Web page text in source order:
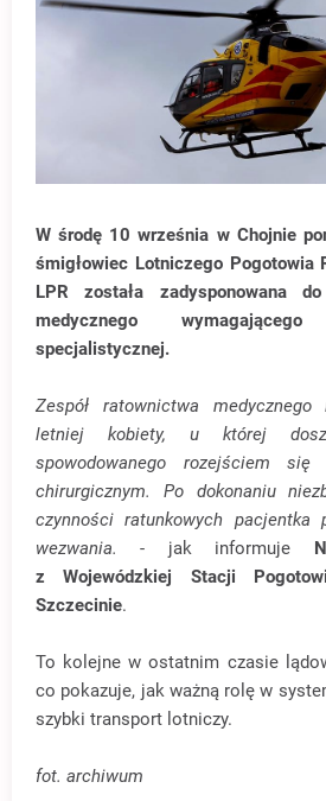
W środę 10 września w Chojnie
śmigłowiec Lotniczego Pogotowia
LPR została zadysponowana
medycznego
specjalistycznej.
Zespół ratownictwa
letniej kobiety, u której
spowodowanego rozejściem
chirurgicznym. Po dokonaniu
czynności ratunkowych pacjentka
wezwania.
- jak informuje
z
Wojewódzkiej Stacji
Szczecinie.
To kolejne w ostatnim czasie
co pokazuje, jak ważną rolę w
szybki transport lotniczy.
fot. archiwum